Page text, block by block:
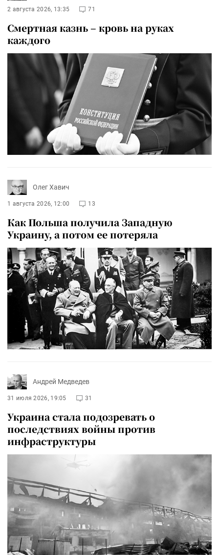
2 августа 2026, 13:35 71
Смертная казнь – кровь на руках
каждого
Олег Хавич
1 августа 2026, 12:00 13
Как Польша получила Западную
Украину, а потом ее потеряла
Андрей Медведев
31 июля 2026, 19:05 31
Украина стала подозревать о
последствиях войны против
инфраструктуры